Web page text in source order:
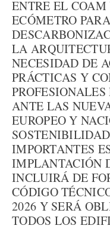
ENTRE EL
ECÓMETRO
LA
NECESIDAD DE
PRÁCTICAS Y
ANTE LAS
EUROPEO Y
IMPORTANTES
IMPLANTACIÓN
INCLUIRÁ DE
CÓDIGO
2026 Y SERÁ
TODOS LOS